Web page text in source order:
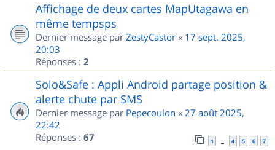
Affichage de deux cartes MapUtagawa en
même tempsps
Dernier message par ZestyCastor « 17 sept. 2025,
20:03
Réponses : 2
Solo&Safe : Appli Android partage position &
alerte chute par SMS
Dernier message par Pepecoulon « 27 août 2025,
22:42
Réponses : 67 1 … 4 5 6 7